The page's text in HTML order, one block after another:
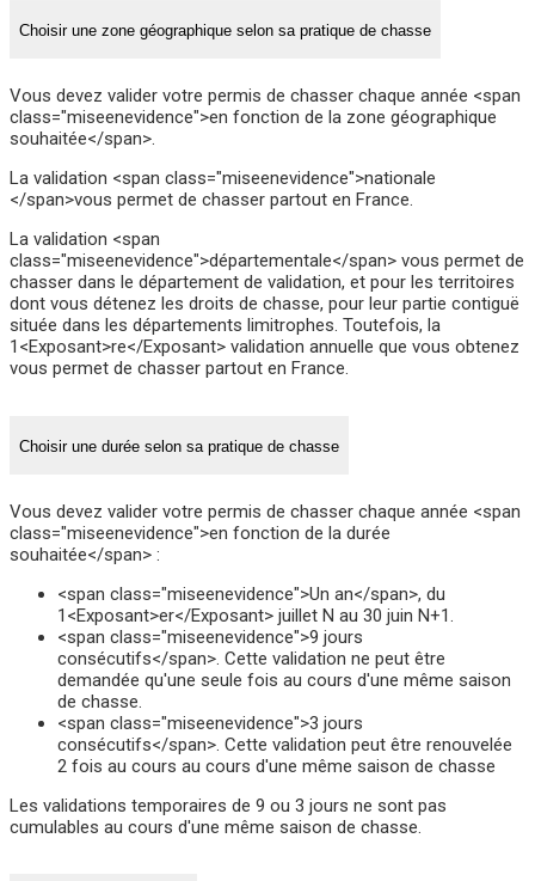
Choisir une zone géographique selon sa pratique de chasse
Vous devez valider votre permis de chasser chaque année <span
class="miseenevidence">en fonction de la zone géographique
souhaitée</span>.
La validation <span class="miseenevidence">nationale
</span>vous permet de chasser partout en France.
La validation <span
class="miseenevidence">départementale</span> vous permet de
chasser dans le département de validation, et pour les territoires
dont vous détenez les droits de chasse, pour leur partie contiguë
située dans les départements limitrophes. Toutefois, la
1<Exposant>re</Exposant> validation annuelle que vous obtenez
vous permet de chasser partout en France.
Choisir une durée selon sa pratique de chasse
Vous devez valider votre permis de chasser chaque année <span
class="miseenevidence">en fonction de la durée
souhaitée</span> :
<span class="miseenevidence">Un an</span>, du
1<Exposant>er</Exposant> juillet N au 30 juin N+1.
<span class="miseenevidence">9 jours
consécutifs</span>. Cette validation ne peut être
demandée qu'une seule fois au cours d'une même saison
de chasse.
<span class="miseenevidence">3 jours
consécutifs</span>. Cette validation peut être renouvelée
2 fois au cours au cours d'une même saison de chasse
Les validations temporaires de 9 ou 3 jours ne sont pas
cumulables au cours d'une même saison de chasse.